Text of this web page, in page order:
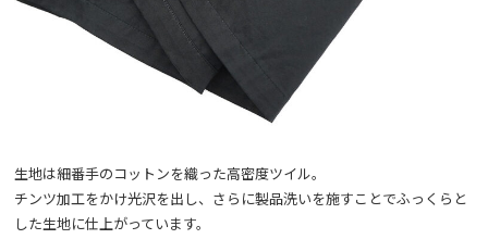
生地は細番手のコットンを織った高密度ツイル。
チンツ加工をかけ光沢を出し、さらに製品洗いを施すことでふっくらと
した生地に仕上がっています。